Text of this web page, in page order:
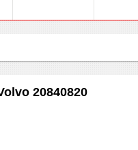
20840820